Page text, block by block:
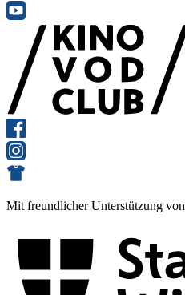
Mit freundlicher Unterstützung von